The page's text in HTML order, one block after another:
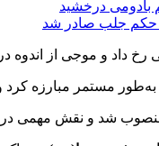
بادومی درخشید
حکم جلب صادر شد
داد و موجی از اندوه
مستمر مبارزه کرد و
شد و نقش مهمی در